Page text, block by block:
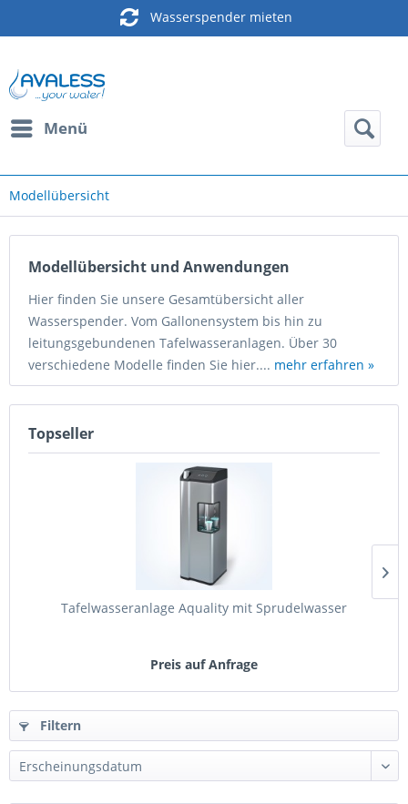
Wasserspender mieten
Menü
Modellübersicht
Modellübersicht und Anwendungen
Hier finden Sie unsere Gesamtübersicht aller
Wasserspender. Vom Gallonensystem bis hin zu
leitungsgebundenen Tafelwasseranlagen. Über 30
verschiedene Modelle finden Sie hier.... mehr erfahren »
Topseller
Tafelwasseranlage Aquality mit Sprudelwasser
Preis auf Anfrage
Filtern